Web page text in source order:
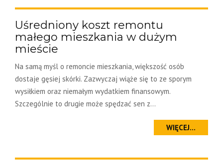
Uśredniony koszt remontu
małego mieszkania w dużym
mieście
Na samą myśl o remoncie mieszkania, większość osób
dostaje gęsiej skórki. Zazwyczaj wiąże się to ze sporym
wysiłkiem oraz niemałym wydatkiem finansowym.
Szczególnie to drugie może spędzać sen z...
WIĘCEJ...